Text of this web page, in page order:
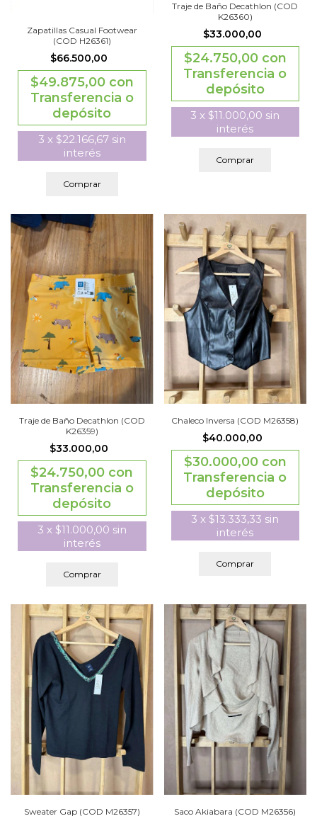
Zapatillas Casual Footwear
(COD H26361)
$66.500,00
$49.875,00 con
Transferencia o
depósito
3 x $22.166,67 sin
interés
Comprar
Traje de Baño Decathlon (COD
K26360)
$33.000,00
$24.750,00 con
Transferencia o
depósito
3 x $11.000,00 sin
interés
Comprar
Traje de Baño Decathlon (COD
K26359)
$33.000,00
$24.750,00 con
Transferencia o
depósito
3 x $11.000,00 sin
interés
Comprar
Chaleco Inversa (COD M26358)
$40.000,00
$30.000,00 con
Transferencia o
depósito
3 x $13.333,33 sin
interés
Comprar
Sweater Gap (COD M26357) Saco Akiabara (COD M26356)